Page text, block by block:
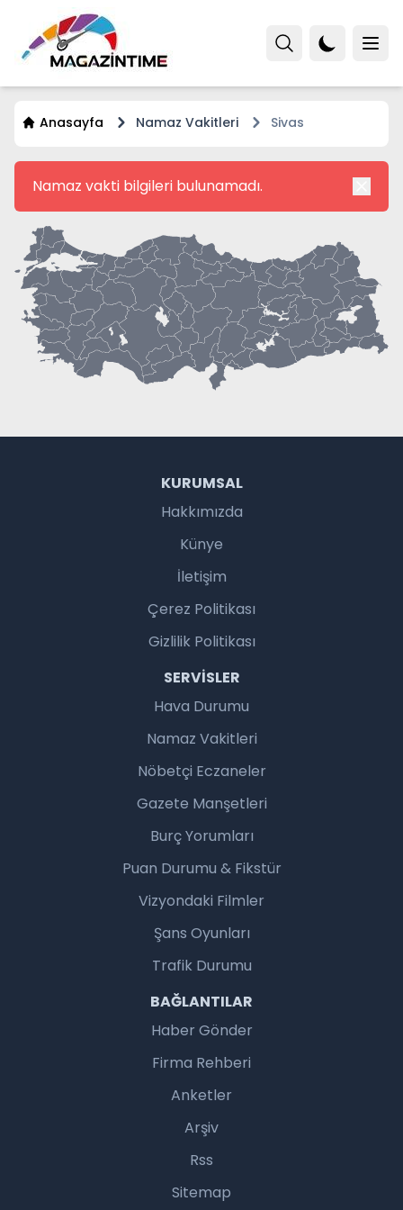
Anasayfa Namaz Vakitleri Sivas
Namaz vakti bilgileri bulunamadı.
KURUMSAL
Hakkımızda
Künye
İletişim
Çerez Politikası
Gizlilik Politikası
SERVISLER
Hava Durumu
Namaz Vakitleri
Nöbetçi Eczaneler
Gazete Manşetleri
Burç Yorumları
Puan Durumu & Fikstür
Vizyondaki Filmler
Şans Oyunları
Trafik Durumu
BAĞLANTILAR
Haber Gönder
Firma Rehberi
Anketler
Arşiv
Rss
Sitemap